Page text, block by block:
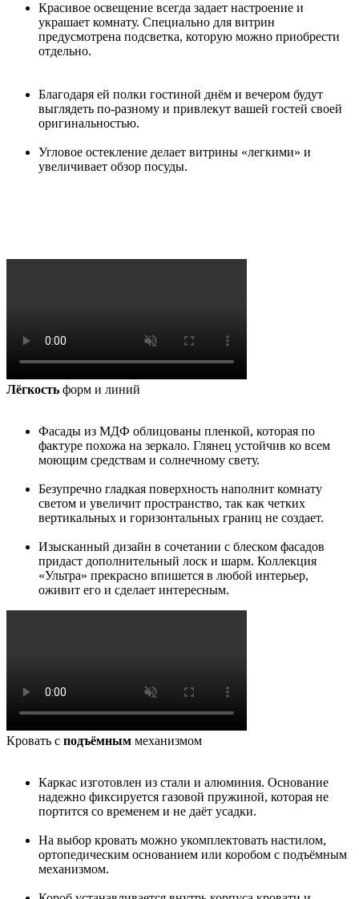
Красивое освещение всегда задает настроение и
украшает комнату. Специально для витрин
предусмотрена подсветка, которую можно приобрести
отдельно.
Благодаря ей полки гостиной днём и вечером будут
выглядеть по-разному и привлекут вашей гостей своей
оригинальностью.
Угловое остекление делает витрины «легкими» и
увеличивает обзор посуды.
Лёгкость форм и линий
Фасады из МДФ облицованы пленкой, которая по
фактуре похожа на зеркало. Глянец устойчив ко всем
моющим средствам и солнечному свету.
Безупречно гладкая поверхность наполнит комнату
светом и увеличит пространство, так как четких
вертикальных и горизонтальных границ не создает.
Изысканный дизайн в сочетании с блеском фасадов
придаст дополнительный лоск и шарм. Коллекция
«Ультра» прекрасно впишется в любой интерьер,
оживит его и сделает интересным.
Кровать с подъёмным механизмом
Каркас изготовлен из стали и алюминия. Основание
надежно фиксируется газовой пружиной, которая не
портится со временем и не даёт усадки.
На выбор кровать можно укомплектовать настилом,
ортопедическим основанием или коробом с подъёмным
механизмом.